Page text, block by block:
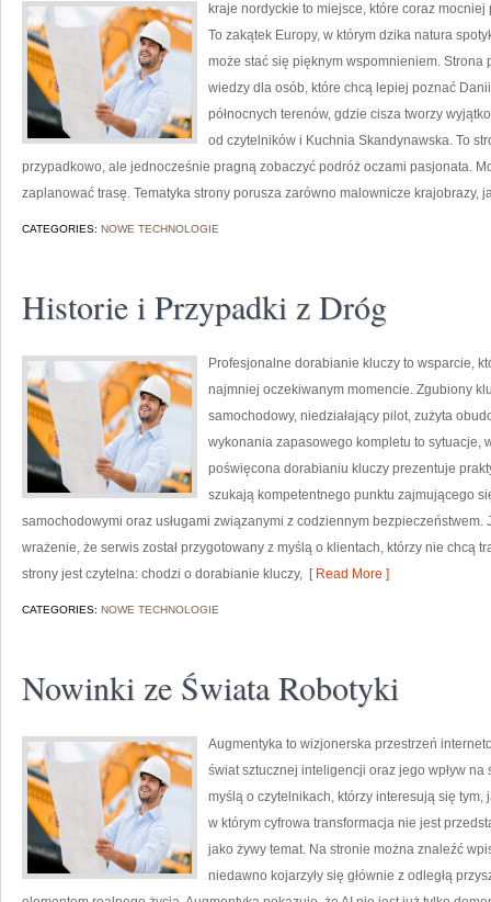
kraje nordyckie to miejsce, które coraz
To zakątek Europy, w którym dzika natura
może stać się pięknym wspomnieniem.
wiedzy dla osób, które chcą lepiej poznać
północnych terenów, gdzie cisza tworzy
od czytelników i Kuchnia Skandynawska. To
przypadkowo, ale jednocześnie pragną zobaczyć podróż oczami pasjonata.
zaplanować trasę. Tematyka strony porusza zarówno malownicze krajobrazy,
CATEGORIES: NOWE TECHNOLOGIE
Historie i Przypadki z Dróg
Profesjonalne dorabianie kluczy to wsparcie,
najmniej oczekiwanym momencie. Zgubiony
samochodowy, niedziałający pilot, zużyta
wykonania zapasowego kompletu to sytuacje,
poświęcona dorabianiu kluczy prezentuje
szukają kompetentnego punktu zajmującego
samochodowymi oraz usługami związanymi z codziennym
wrażenie, że serwis został przygotowany z myślą o klientach, którzy nie chcą
strony jest czytelna: chodzi o dorabianie kluczy, [ Read More ]
CATEGORIES: NOWE TECHNOLOGIE
Nowinki ze Świata Robotyki
Augmentyka to wizjonerska przestrzeń
świat sztucznej inteligencji oraz jego wpływ na
myślą o czytelnikach, którzy interesują się
w którym cyfrowa transformacja nie jest
jako żywy temat. Na stronie można znaleźć
niedawno kojarzyły się głównie z odległą